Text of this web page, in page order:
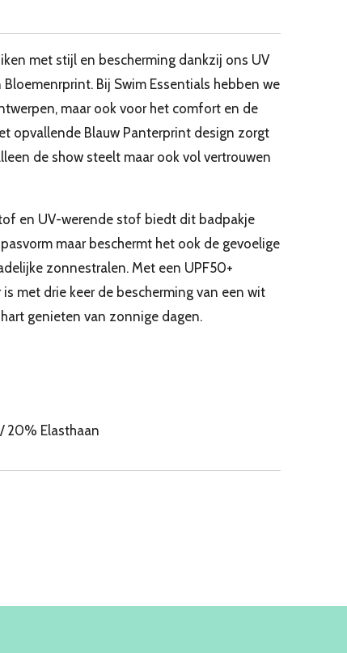
met stijl en bescherming dankzij ons UV
Bij Swim Essentials hebben we
maar ook voor het comfort en de
opvallende Blauw Panterprint design zorgt
de show steelt maar ook vol vertrouwen
en UV-werende stof biedt dit badpakje
maar beschermt het ook de gevoelige
zonnestralen. Met een UPF50+
met drie keer de bescherming van een wit
genieten van zonnige dagen.
20% Elasthaan